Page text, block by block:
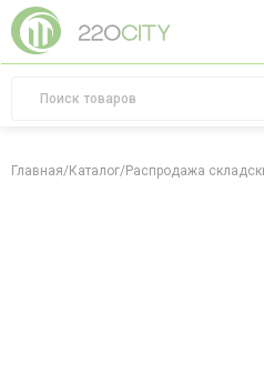
Главная/Каталог/Распродажа